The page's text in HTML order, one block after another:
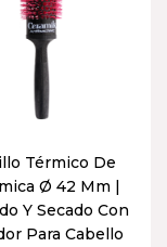
Térmico De
Ø 42 Mm |
Y Secado Con
Para Cabello